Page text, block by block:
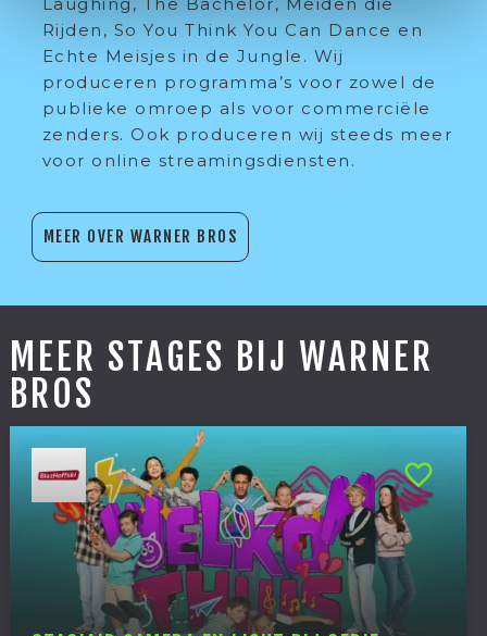
Rijden, So You Think You Can Dance en
Echte Meisjes in de Jungle. Wij
produceren programma’s voor zowel de
publieke omroep als voor commerciële
zenders. Ook produceren wij steeds meer
voor online streamingsdiensten.
MEER OVER WARNER BROS
MEER STAGES BIJ WARNER
BROS